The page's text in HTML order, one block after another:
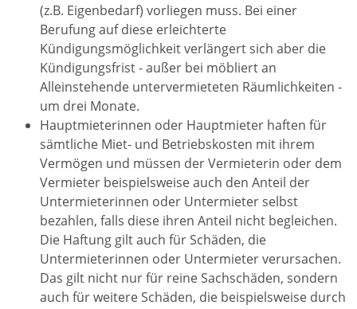
(z.B. Eigenbedarf) vorliegen muss. Bei einer
Berufung auf diese erleichterte
Kündigungsmöglichkeit verlängert sich aber die
Kündigungsfrist - außer bei möbliert an
Alleinstehende untervermieteten Räumlichkeiten -
um drei Monate.
Hauptmieterinnen oder Hauptmieter haften für
sämtliche Miet- und Betriebskosten mit ihrem
Vermögen und müssen der Vermieterin oder dem
Vermieter beispielsweise auch den Anteil der
Untermieterinnen oder Untermieter selbst
bezahlen, falls diese ihren Anteil nicht begleichen.
Die Haftung gilt auch für Schäden, die
Untermieterinnen oder Untermieter verursachen.
Das gilt nicht nur für reine Sachschäden, sondern
auch für weitere Schäden, die beispielsweise durch